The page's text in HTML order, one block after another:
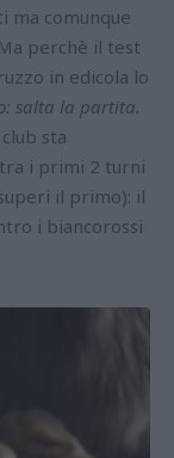
ma comunque
perchè il test
in edicola lo
salta la partita.
sta
i primi 2 turni
il primo): il
i biancorossi